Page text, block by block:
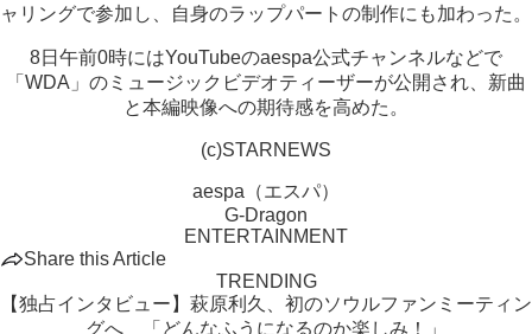
ャリングで参加し、自身のラップパートの制作にも加わった。
8日午前0時にはYouTubeのaespa公式チャンネルなどで
「WDA」のミュージックビデオティーザーが公開され、新曲
と本編映像への期待感を高めた。
(c)STARNEWS
aespa（エスパ）
G-Dragon
ENTERTAINMENT
Share this Article
TRENDING
【独占インタビュー】萩原利久、初のソウルファンミーティン
グへ 「どんなふうになるのか楽しみ！」